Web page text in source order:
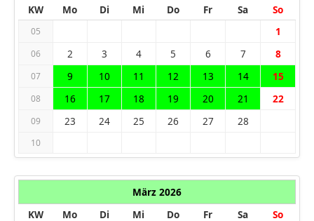
KW
Mo Di Mi Do Fr Sa So
05 1
06 2 3 4 5 6 7 8
07 9 10 11 12 13 14 15
08 16 17 18 19 20 21 22
09 23 24 25 26 27 28
10
März 2026
KW
Mo Di Mi Do Fr Sa So